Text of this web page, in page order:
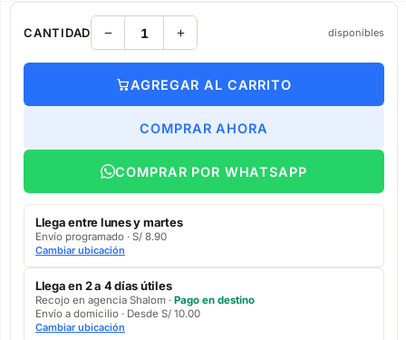
CANTIDAD disponibles
AGREGAR AL CARRITO
COMPRAR AHORA
COMPRAR POR WHATSAPP
Llega entre lunes y martes
Envío programado · S/ 8.90
Cambiar ubicación
Llega en 2 a 4 días útiles
Recojo en agencia Shalom · Pago en destino
Envío a domicilio · Desde S/ 10.00
Cambiar ubicación